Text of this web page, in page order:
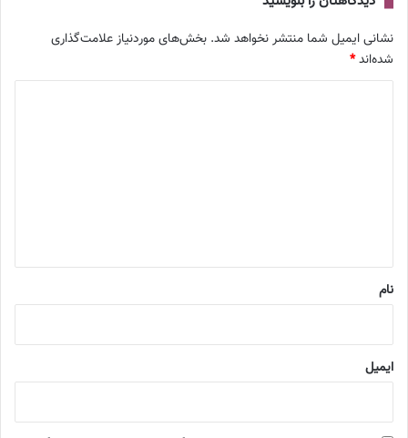
نشانی ایمیل شما منتشر نخواهد شد. بخش‌های موردنیاز علامت‌گذاری
شده‌اند*
نام
ایمیل